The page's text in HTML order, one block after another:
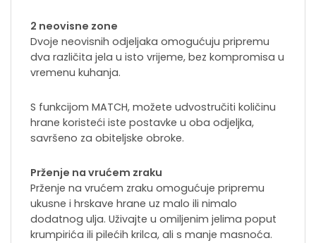
2 neovisne zone
Dvoje neovisnih odjeljaka omogućuju pripremu
dva različita jela u isto vrijeme, bez kompromisa u
vremenu kuhanja.
S funkcijom MATCH, možete udvostručiti količinu
hrane koristeći iste postavke u oba odjeljka,
savršeno za obiteljske obroke.
Prženje na vrućem zraku
Prženje na vrućem zraku omogućuje pripremu
ukusne i hrskave hrane uz malo ili nimalo
dodatnog ulja. Uživajte u omiljenim jelima poput
krumpirića ili pilećih krilca, ali s manje masnoća.